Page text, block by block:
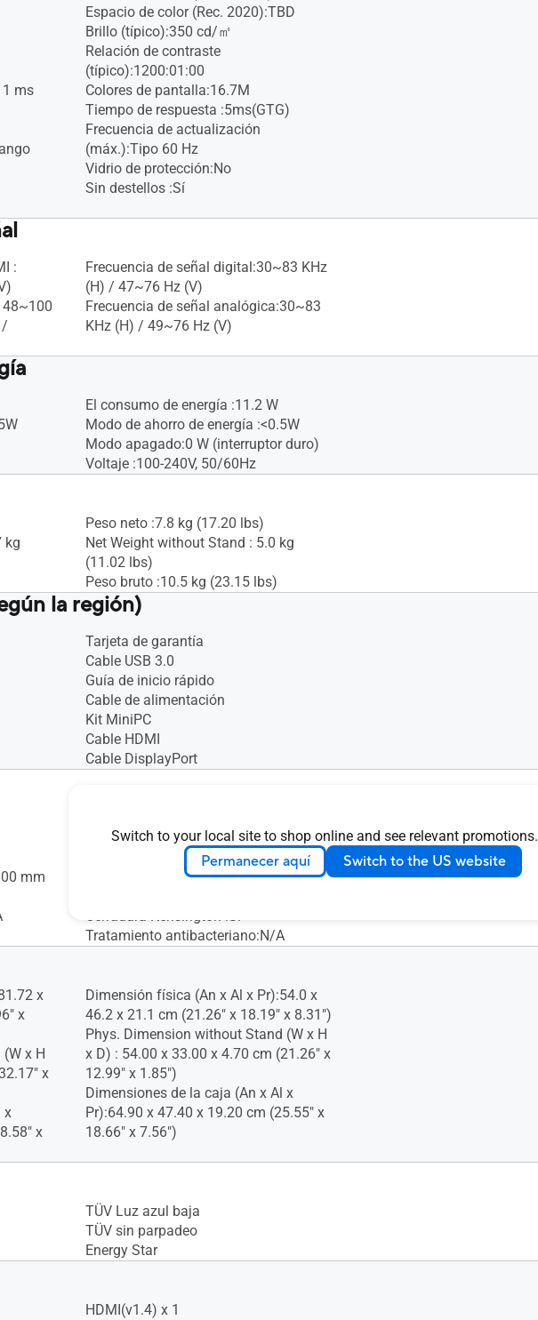
Switch to your local site to shop online and see relevant promotions.
Permanecer aquí Switch to the US website
1 ms
Espacio de color (Rec. 2020):TBD
Brillo (típico):350 cd/㎡
Relación de contraste
(típico):1200:01:00
Colores de pantalla:16.7M
Tiempo de respuesta :5ms(GTG)
Frecuencia de actualización
(máx.):Tipo 60 Hz
Vidrio de protección:No
Sin destellos :Sí
:
/
Frecuencia de señal digital:30~83 KHz
(H) / 47~76 Hz (V)
Frecuencia de señal analógica:30~83
KHz (H) / 49~76 Hz (V)
El consumo de energía :11.2 W
Modo de ahorro de energía :<0.5W
Modo apagado:0 W (interruptor duro)
Voltaje :100-240V, 50/60Hz
kg
Peso neto :7.8 kg (17.20 lbs)
Net Weight without Stand : 5.0 kg
(11.02 lbs)
Peso bruto :10.5 kg (23.15 lbs)
la región)
Tarjeta de garantía
Cable USB 3.0
Guía de inicio rápido
Cable de alimentación
Kit MiniPC
Cable HDMI
Cable DisplayPort
mm
Giratorio:Yes (+180° ~ -180°)
Pivante :Sí (+90° ~ -90°)
Ajuste de altura :Sí
Cerradura Kensington :Sí
Tratamiento antibacteriano:N/A
x
x
x H
x
x
x
Dimensión física (An x Al x Pr):54.0 x
46.2 x 21.1 cm (21.26" x 18.19" x 8.31")
Phys. Dimension without Stand (W x H
x D) : 54.00 x 33.00 x 4.70 cm (21.26" x
12.99" x 1.85")
Dimensiones de la caja (An x Al x
Pr):64.90 x 47.40 x 19.20 cm (25.55" x
18.66" x 7.56")
TÜV Luz azul baja
TÜV sin parpadeo
Energy Star
HDMI(v1.4) x 1